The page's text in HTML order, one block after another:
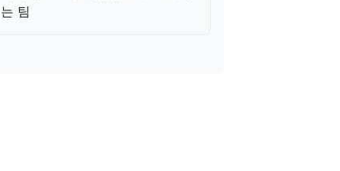
는 팀